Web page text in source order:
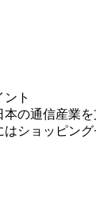
ト
本の通信産業
ショッピン